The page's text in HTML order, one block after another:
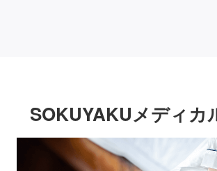
SOKUYAKUメディカ